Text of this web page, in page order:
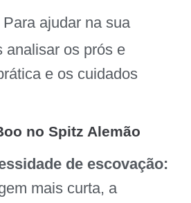
Para ajudar na sua
analisar os prós e
e os cuidados
no Spitz Alemão
de escovação:
mais curta, a